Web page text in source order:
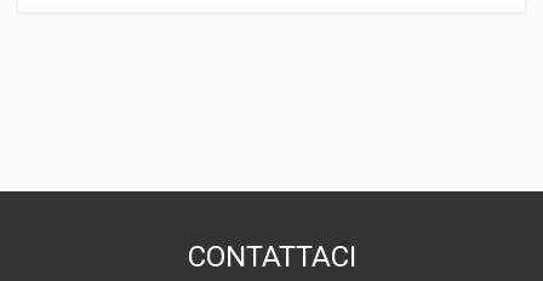
IN MAGAZZINO (1 DISPONIBILE/I)CONTATTACI